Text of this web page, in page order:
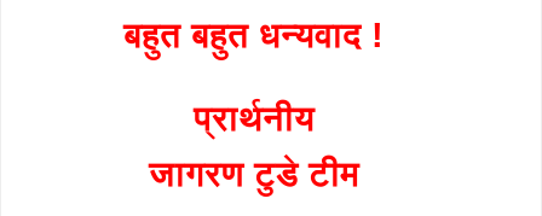
बहुत बहुत धन्यवाद !
प्रार्थनीय
जागरण टुडे टीम